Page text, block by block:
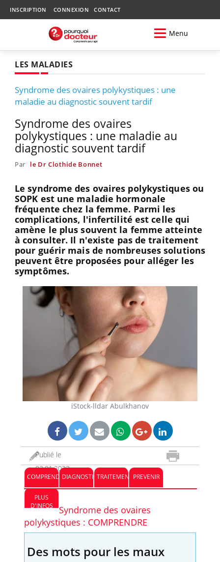
INSCRIPTION CONNEXION CONTACT
Menu
LES MALADIES
Syndrome des ovaires polykystiques : une
maladie au diagnostic souvent tardif
Syndrome des ovaires
polykystiques : une maladie au
diagnostic souvent tardif
Par le Dr Clothide Bonnet
Le syndrome des ovaires polykystiques ou
SOPK est une maladie hormonale
fréquente chez la femme. Parmi les
complications, l'infertilité est celle qui
amène le plus souvent la femme atteinte
à consulter. Il n'existe pas de traitement
pour guérir mais de nombreuses solutions
peuvent être proposées pour alléger les
symptômes.
iStock-lldar Abulkhanov
Publié le
03.01.2023
COMPRENDREDIAGNOSTICTRAITEMENT PREVENIR
PLUS
D'INFOS
Syndrome des ovaires
polykystiques : COMPRENDRE
Des mots pour les maux